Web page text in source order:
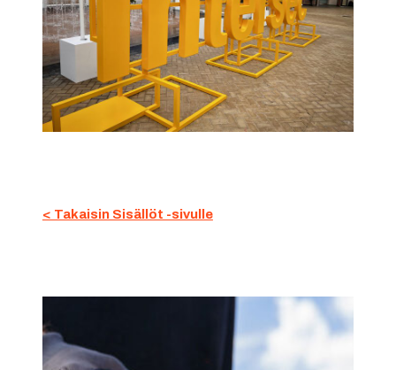
< Takaisin Sisällöt -sivulle